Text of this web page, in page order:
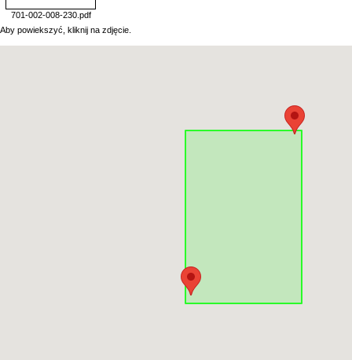
701-002-008-230.pdf
Aby powiekszyć, kliknij na zdjęcie.